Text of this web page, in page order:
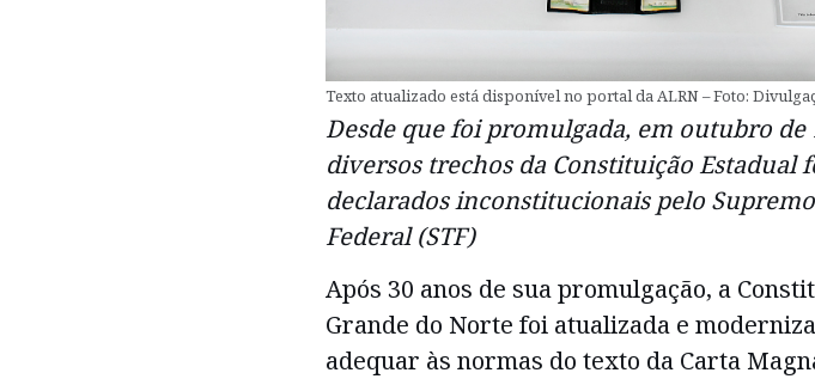
Texto atualizado está disponível no portal da ALRN – Foto:
Desde que foi promulgada, em outubro de
diversos trechos da Constituição Estadual
declarados inconstitucionais pelo
Federal (STF)
Após 30 anos de sua promulgação, a
Grande do Norte foi atualizada e
adequar às normas do texto da Carta